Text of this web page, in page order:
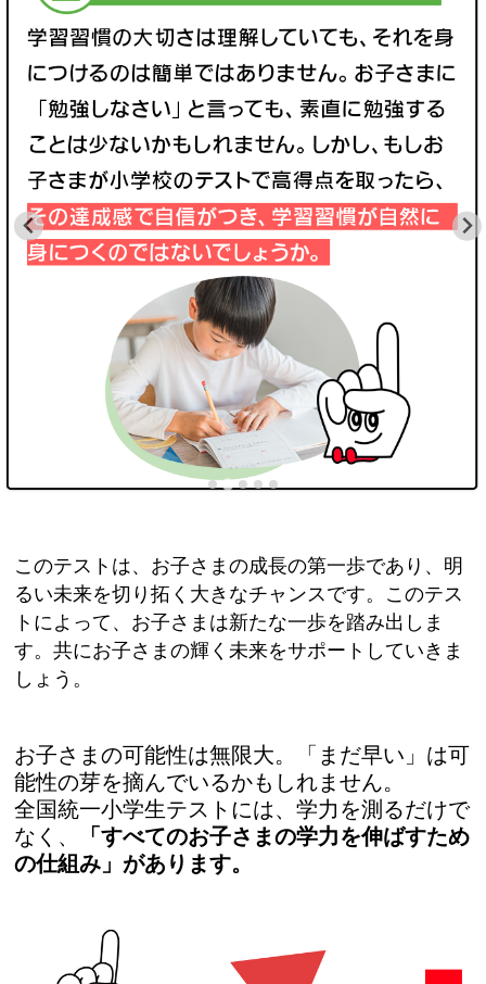
このテストは、お子さまの成長の第一歩であり、明
るい未来を切り拓く大きなチャンスです。このテス
トによって、お子さまは新たな一歩を踏み出しま
す。共にお子さまの輝く未来をサポートしていきま
しょう。
お子さまの可能性は無限大。「まだ早い」は可
能性の芽を摘んでいるかもしれません。
全国統一小学生テストには、学力を測るだけで
なく、
「すべてのお子さまの学力を伸ばすため
の仕組み」があります。